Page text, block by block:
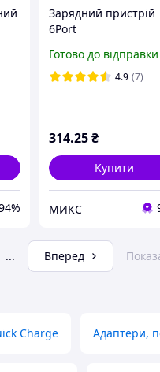
Зарядний пристрій
6Port
W, white
Готово до відправки
4.9 (7)
314.25₴
Купити
МИКС
... Вперед
Charge Адаптери,